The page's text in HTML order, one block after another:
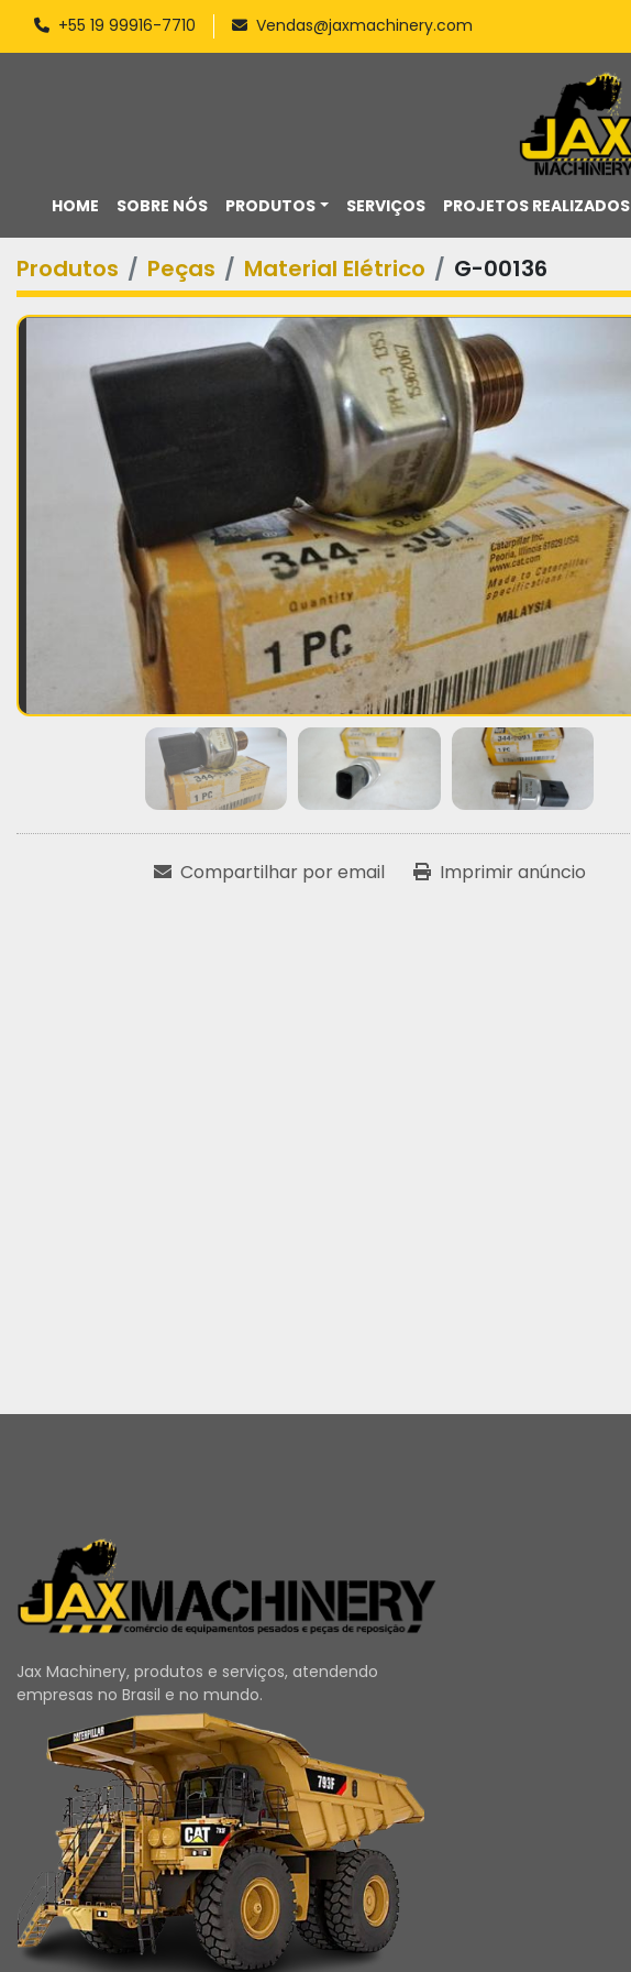
+55 19 99916-7710 Vendas@jaxmachinery.com
HOME PRODUTOS
SOBRE NÓS SERVIÇOS PROJETOS REALIZADOS
Produtos Peças Material Elétrico G-00136
Compartilhar por email Imprimir anúncio
Jax Machinery, produtos e serviços, atendendo
empresas no Brasil e no mundo.